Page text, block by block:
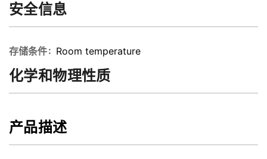
安全信息
存储条件 Room temperature
化学和物理性质
产品描述